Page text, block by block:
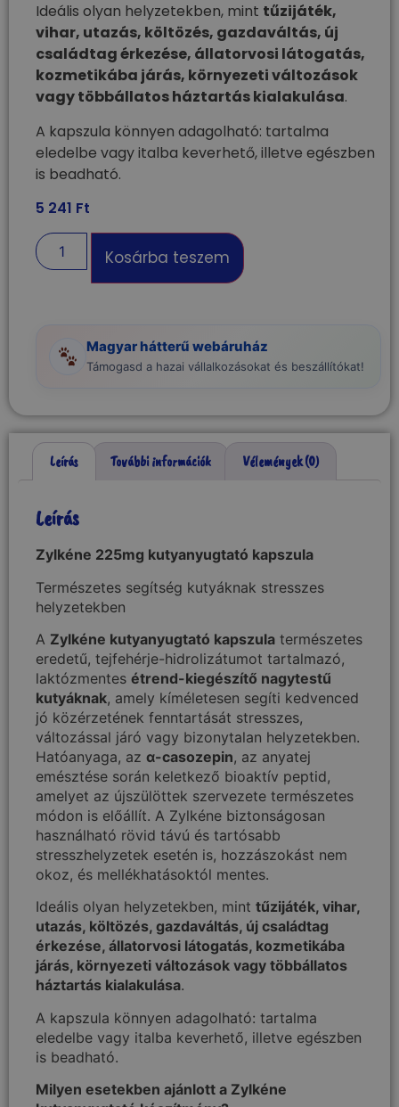
Ideális olyan helyzetekben, mint tűzijáték,
vihar, utazás, költözés, gazdaváltás, új
családtag érkezése, állatorvosi látogatás,
kozmetikába járás, környezeti változások
vagy többállatos háztartás kialakulása.
A kapszula könnyen adagolható: tartalma
eledelbe vagy italba keverhető, illetve egészben
is beadható.
5 241 Ft
Kosárba teszem
Magyar hátterű webáruház
Támogasd a hazai vállalkozásokat és beszállítókat!
Leírás További információk Vélemények (0)
Leírás
Zylkéne 225mg kutyanyugtató kapszula
Természetes segítség kutyáknak stresszes
helyzetekben
A Zylkéne kutyanyugtató kapszula természetes
eredetű, tejfehérje-hidrolizátumot tartalmazó,
laktózmentes étrend-kiegészítő nagytestű
kutyáknak, amely kíméletesen segíti kedvenced
jó közérzetének fenntartását stresszes,
változással járó vagy bizonytalan helyzetekben.
Hatóanyaga, az α-casozepin, az anyatej
emésztése során keletkező bioaktív peptid,
amelyet az újszülöttek szervezete természetes
módon is előállít. A Zylkéne biztonságosan
használható rövid távú és tartósabb
stresszhelyzetek esetén is, hozzászokást nem
okoz, és mellékhatásoktól mentes.
Ideális olyan helyzetekben, mint tűzijáték, vihar,
utazás, költözés, gazdaváltás, új családtag
érkezése, állatorvosi látogatás, kozmetikába
járás, környezeti változások vagy többállatos
háztartás kialakulása.
A kapszula könnyen adagolható: tartalma
eledelbe vagy italba keverhető, illetve egészben
is beadható.
Milyen esetekben ajánlott a Zylkéne